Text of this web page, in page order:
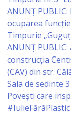
Relaţii
cu
ANUNȚ
ocuparea
Timpurie
ANUNȚ
construcția
(CAV) din str.
Sala de sedinte
Povești care
#IulieFărăPlastic